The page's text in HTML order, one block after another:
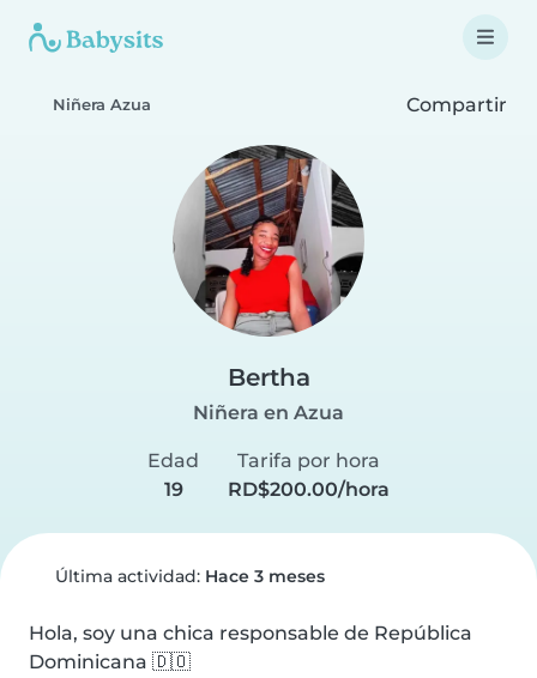
Niñera Azua Compartir
Bertha
Niñera en Azua
Edad
19
Tarifa por hora
RD$200.00/hora
Última actividad: Hace 3 meses
Hola, soy una chica responsable de República
Dominicana 🇩🇴